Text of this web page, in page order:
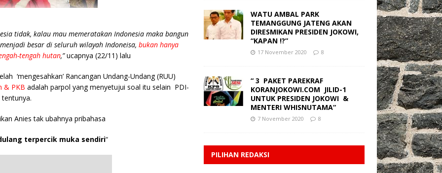
tidak, kalau mau memeratakan Indonesia maka bangun
besar di seluruh wilayah Indoneisa, bukan hanya
tengah hutan,”ucapnya (22/11) lalu
‘mengesahkan’ Rancangan Undang-Undang (RUU)
& PKB adalah parpol yang menyetujui soal itu selain PDI-
Anies tak ubahnya pribahasa
terpercik muka sendiri“
WATU AMBAL PARK
TEMANGGUNG JATENG AKAN
DIRESMIKAN PRESIDEN JOKOWI,
“KAPAN !?”
17 November 2020 8
“ 3 PAKET PAREKRAF
KORANJOKOWI.COM JILID-1
UNTUK PRESIDEN JOKOWI &
MENTERI WHISNUTAMA“
7 November 2020 8
PILIHAN REDAKSI